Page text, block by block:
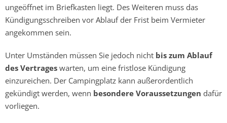
ungeöffnet im Briefkasten liegt. Des Weiteren muss das
Kündigungsschreiben vor Ablauf der Frist beim Vermieter
angekommen sein.
Unter Umständen müssen Sie jedoch nicht bis zum Ablauf
des Vertrages warten, um eine fristlose Kündigung
einzureichen. Der Campingplatz kann außerordentlich
gekündigt werden, wenn besondere Voraussetzungen dafür
vorliegen.